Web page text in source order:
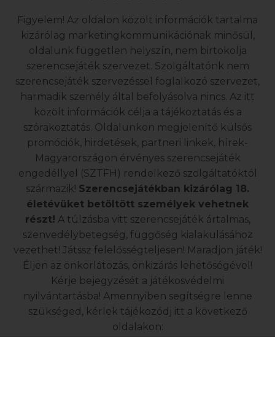
Figyelem! Az oldalon közölt információk tartalma
kizárólag marketingkommunikációnak minősül,
oldalunk független helyszín, nem birtokolja
szerencsejáték szervezet. Szolgáltatónk nem
szerencsejáték szervezéssel foglalkozó szervezet,
harmadik személy által befolyásolva nincs. Az itt
közölt információk célja a tájékoztatás és a
szórakoztatás. Oldalunkon megjelenítő külsős
promóciók, hirdetések, partneri linkek, hírek-
Magyarországon érvényes szerencsejáték
engedéllyel (SZTFH) rendelkező szolgáltatóktól
származik! Szerencsejátékban kizárólag 18.
életévüket betöltött személyek vehetnek
részt! A túlzásba vitt szerencsejáték ártalmas,
szenvedélybetegség, függőség kialakulásához
vezethet! Játssz felelősségteljesen! Maradjon játék!
Éljen az önkorlátozás, önkizárás lehetőségével!
Kérje bejegyzését a játékosvédelmi
nyilvántartásba! Amennyiben segítségre lenne
szükséged, kérlek tájékozódj itt a következő
oldalakon: